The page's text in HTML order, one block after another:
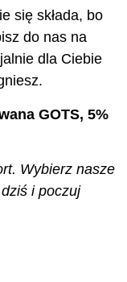
się składa, bo
do nas na
dla Ciebie
GOTS, 5%
Wybierz nasze
i poczuj